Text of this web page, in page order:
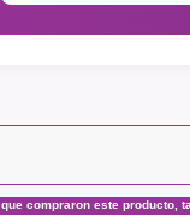
compraron este producto,